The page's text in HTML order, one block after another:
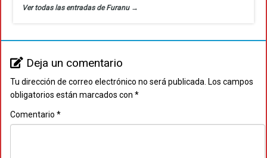
Ver todas las entradas de Furanu →
Deja un comentario
Tu dirección de correo electrónico no será publicada. Los campos
obligatorios están marcados con *
Comentario *